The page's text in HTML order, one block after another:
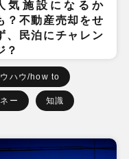
気施設になるか
？不動産売却をせ
、民泊にチャレン
？
ウハウ/how to
ー 知識